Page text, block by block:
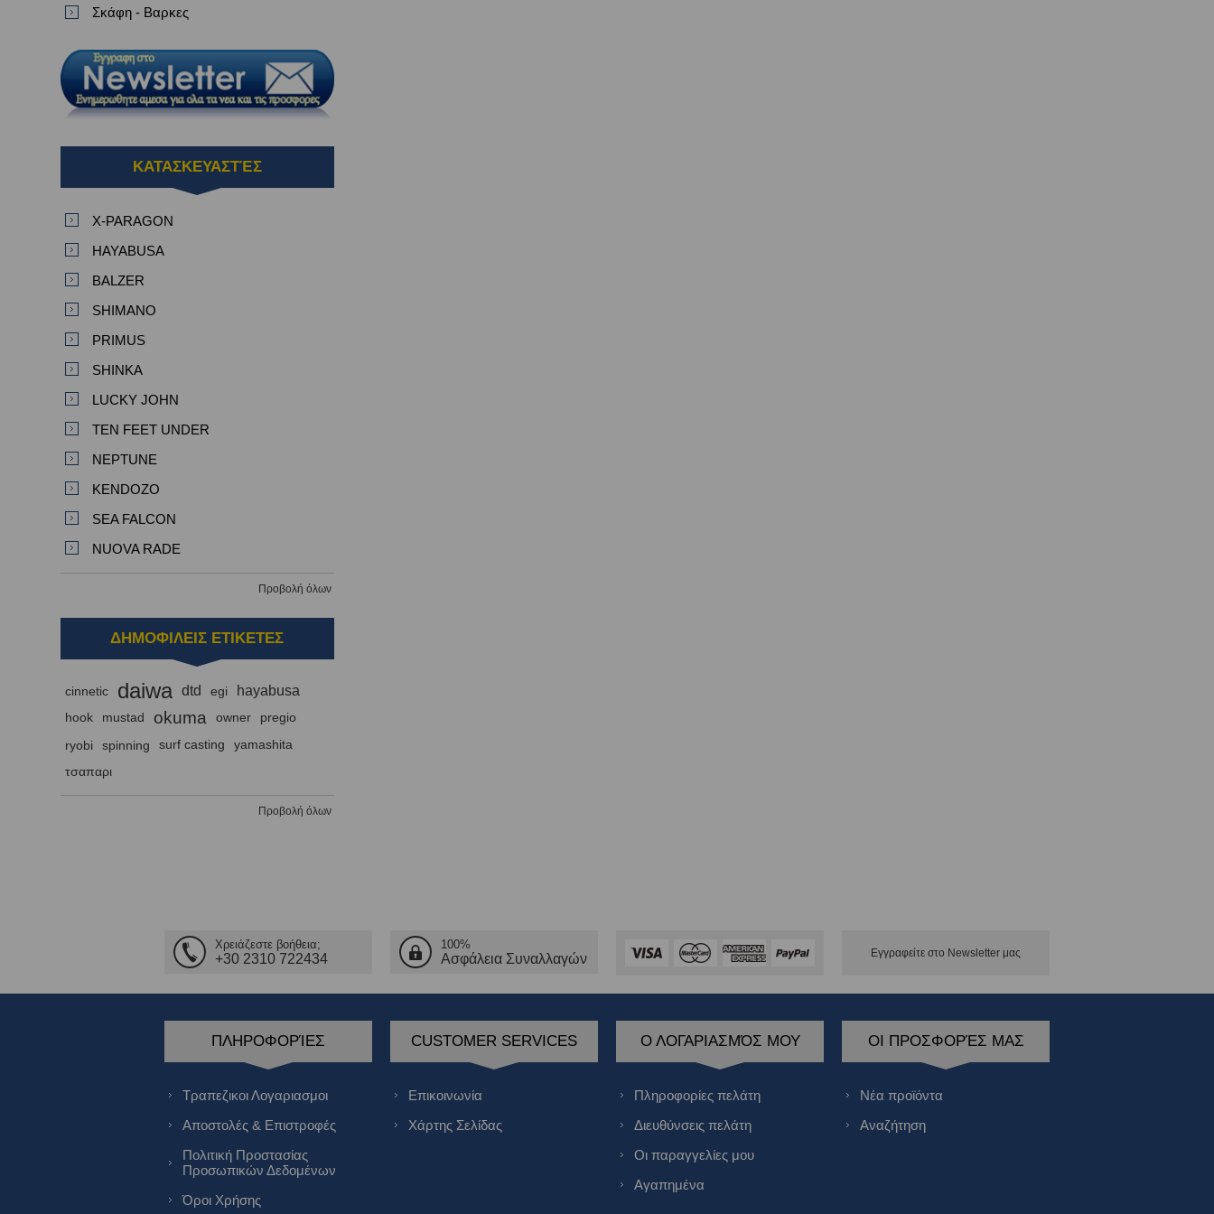
Σκάφη - Βαρκες
ΚΑΤΑΣΚΕΥΑΣΤΈΣ
X-PARAGON
HAYABUSA
BALZER
SHIMANO
PRIMUS
SHINKA
LUCKY JOHN
TEN FEET UNDER
NEPTUNE
KENDOZO
SEA FALCON
NUOVA RADE
Προβολή όλων
ΔΗΜΟΦΙΛΕΙΣ ΕΤΙΚΕΤΕΣ
cinnetic daiwa dtd egi hayabusa
hook mustad okuma owner pregio
ryobi spinning surf casting
yamashita
τσαπαρι
Προβολή όλων
Χρειάζεστε βοήθεια;
+30 2310 722434
100%
Ασφάλεια Συναλλαγών Εγγραφείτε στο Νewsletter μας
ΠΛΗΡΟΦΟΡΊΕΣ
Τραπεζικοι Λογαριασμοι
Αποστολές & Επιστροφές
Πολιτική Προστασίας
Προσωπικών Δεδομένων
Όροι Χρήσης
CUSTOMER SERVICES
Επικοινωνία
Χάρτης Σελίδας
Ο ΛΟΓΑΡΙΑΣΜΌΣ ΜΟΥ
Πληροφορίες πελάτη
Διευθύνσεις πελάτη
Οι παραγγελίες μου
Αγαπημένα
ΟΙ ΠΡΟΣΦΟΡΈΣ ΜΑΣ
Νέα προϊόντα
Αναζήτηση